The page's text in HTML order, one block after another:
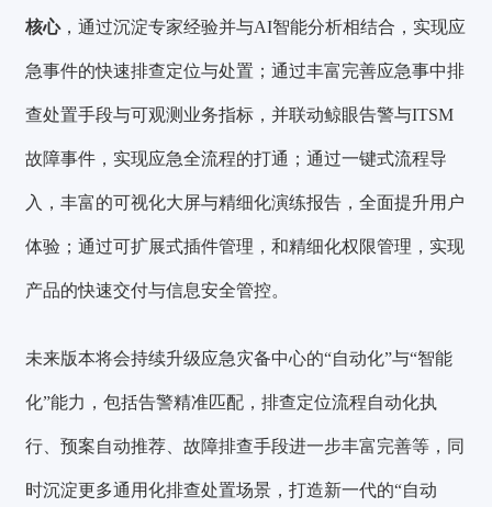
核心，通过沉淀专家经验并与AI智能分析相结合，实现应
急事件的快速排查定位与处置；通过丰富完善应急事中排
查处置手段与可观测业务指标，并联动鲸眼告警与ITSM
故障事件，实现应急全流程的打通；通过一键式流程导
入，丰富的可视化大屏与精细化演练报告，全面提升用户
体验；通过可扩展式插件管理，和精细化权限管理，实现
产品的快速交付与信息安全管控。
未来版本将会持续升级应急灾备中心的“自动化”与“智能
化”能力，包括告警精准匹配，排查定位流程自动化执
行、预案自动推荐、故障排查手段进一步丰富完善等，同
时沉淀更多通用化排查处置场景，打造新一代的“自动